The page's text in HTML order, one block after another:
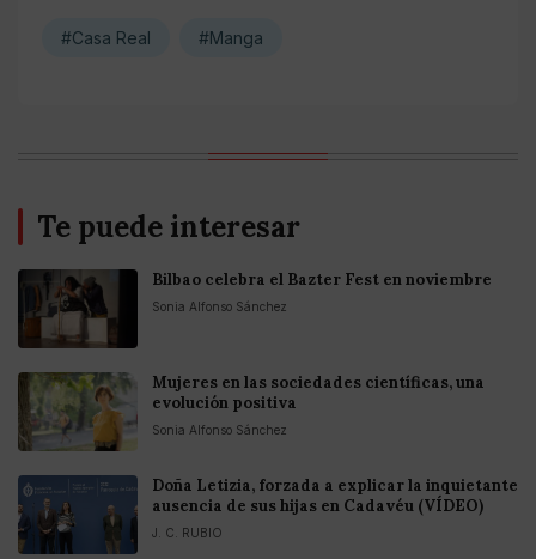
#Casa Real #Manga
Te puede interesar
Bilbao celebra el Bazter Fest en noviembre
Sonia Alfonso Sánchez
Mujeres en las sociedades científicas, una
evolución positiva
Sonia Alfonso Sánchez
Doña Letizia, forzada a explicar la inquietante
ausencia de sus hijas en Cadavéu (VÍDEO)
J. C. RUBIO